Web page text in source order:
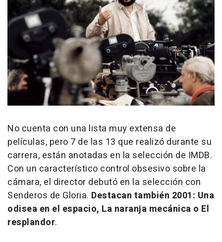
No cuenta con una lista muy extensa de
películas, pero 7 de las 13 que realizó durante su
carrera, están anotadas en la selección de IMDB.
Con un característico control obsesivo sobre la
cámara, el director debutó en la selección con
Senderos de Gloria. Destacan también 2001: Una
odisea en el espacio, La naranja mecánica o El
resplandor.